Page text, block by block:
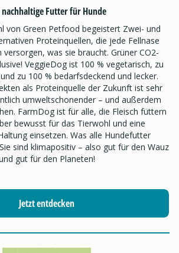
nachhaltige Futter für Hunde
von Green Petfood begeistert Zwei- und
Proteinquellen, die jede Fellnase
was sie braucht. Grüner CO2-
VeggieDog ist 100 % vegetarisch, zu
zu 100 % bedarfsdeckend und lecker.
als Proteinquelle der Zukunft ist sehr
umweltschonender – und außerdem
FarmDog ist für alle, die Fleisch füttern
bewusst für das Tierwohl und eine
einsetzen. Was alle Hundefutter
sind klimapositiv – also gut für den Wauz
gut für den Planeten!
Jetzt entdecken